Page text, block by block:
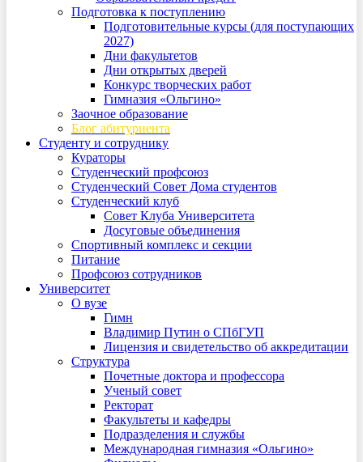
Подготовка к поступлению
Подготовительные курсы (для поступающих
2027)
Дни факультетов
Дни открытых дверей
Конкурс творческих работ
Гимназия «Ольгино»
Заочное образование
Блог абитуриента
Студенту и сотруднику
Кураторы
Студенческий профсоюз
Студенческий Совет Дома студентов
Студенческий клуб
Совет Клуба Университета
Досуговые объединения
Спортивный комплекс и секции
Питание
Профсоюз сотрудников
Университет
О вузе
Гимн
Владимир Путин о СПбГУП
Лицензия и свидетельство об аккредитации
Структура
Почетные доктора и профессора
Ученый совет
Ректорат
Факультеты и кафедры
Подразделения и службы
Международная гимназия «Ольгино»